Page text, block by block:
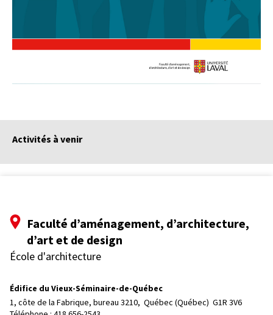
Activités à venir
Faculté d’aménagement, d’architecture,
d’art et de design
École d'architecture
Édifice du Vieux-Séminaire-de-Québec
1, côte de la Fabrique, bureau 3210, Québec (Québec)  G1R 3V6